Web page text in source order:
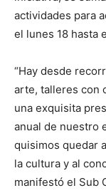
actividades para
el lunes 18 hasta
“Hay desde
arte, talleres con
una exquisita
anual de nuestro
quisimos quedar
la cultura y al
manifestó el Sub